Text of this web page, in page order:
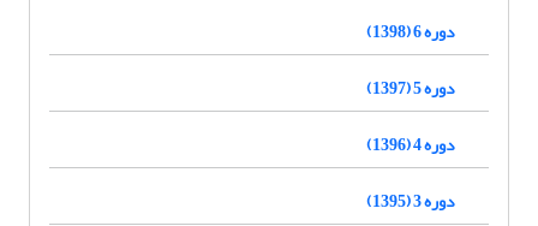
دوره 6 (1398)
دوره 5 (1397)
دوره 4 (1396)
دوره 3 (1395)